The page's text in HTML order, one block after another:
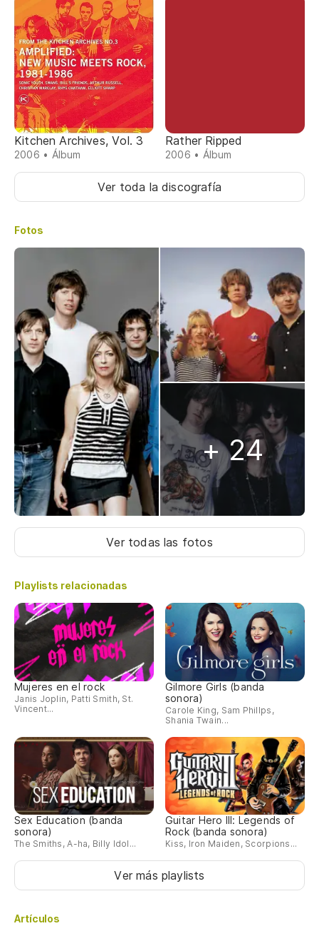
Kitchen Archives, Vol. 3
2006 • Álbum
Rather Ripped
2006 • Álbum
Ver toda la discografía
Fotos
+ 24
Ver todas las fotos
Playlists relacionadas
Mujeres en el rock
Janis Joplin, Patti Smith, St.
Vincent...
Gilmore Girls (banda
sonora)
Carole King, Sam Phillps,
Shania Twain...
Sex Education (banda
sonora)
The Smiths, A-ha, Billy Idol...
Guitar Hero III: Legends of
Rock (banda sonora)
Kiss, Iron Maiden, Scorpions...
Ver más playlists
Artículos